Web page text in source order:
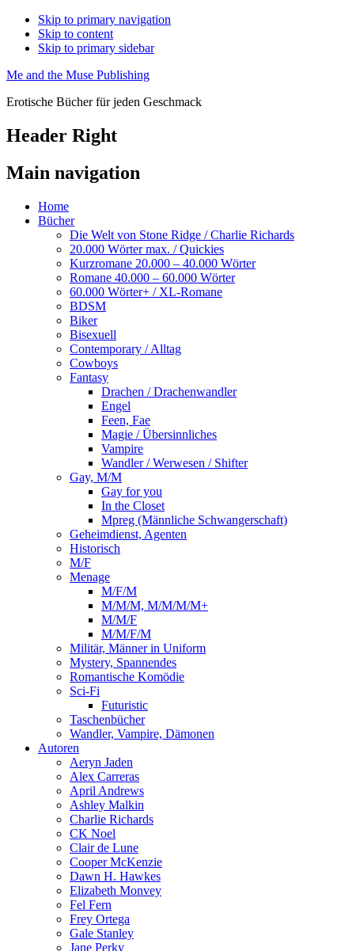
Skip to primary navigation
Skip to content
Skip to primary sidebar
Me and the Muse Publishing
Erotische Bücher für jeden Geschmack
Header Right
Main navigation
Home
Bücher
Die Welt von Stone Ridge / Charlie Richards
20.000 Wörter max. / Quickies
Kurzromane 20.000 – 40.000 Wörter
Romane 40.000 – 60.000 Wörter
60.000 Wörter+ / XL-Romane
BDSM
Biker
Bisexuell
Contemporary / Alltag
Cowboys
Fantasy
Drachen / Drachenwandler
Engel
Feen, Fae
Magie / Übersinnliches
Vampire
Wandler / Werwesen / Shifter
Gay, M/M
Gay for you
In the Closet
Mpreg (Männliche Schwangerschaft)
Geheimdienst, Agenten
Historisch
M/F
Menage
M/F/M
M/M/M, M/M/M/M+
M/M/F
M/M/F/M
Militär, Männer in Uniform
Mystery, Spannendes
Romantische Komödie
Sci-Fi
Futuristic
Taschenbücher
Wandler, Vampire, Dämonen
Autoren
Aeryn Jaden
Alex Carreras
April Andrews
Ashley Malkin
Charlie Richards
CK Noel
Clair de Lune
Cooper McKenzie
Dawn H. Hawkes
Elizabeth Monvey
Fel Fern
Frey Ortega
Gale Stanley
Jane Perky